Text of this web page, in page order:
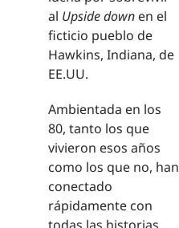
al Upside down en el
ficticio pueblo de
Hawkins, Indiana, de
EE.UU.
Ambientada en los
80, tanto los que
vivieron esos años
como los que no, han
conectado
rápidamente con